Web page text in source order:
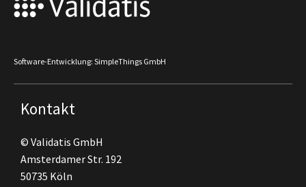
Software-Entwicklung: SimpleThings GmbH
Kontakt
© Validatis GmbH
Amsterdamer Str. 192
50735 Köln